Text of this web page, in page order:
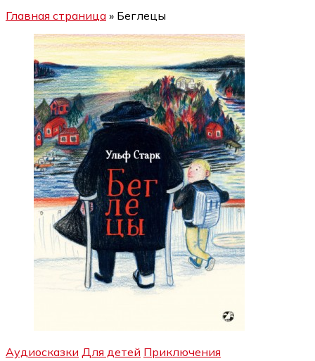
Главная страница » Беглецы
Аудиосказки Для детей Приключения